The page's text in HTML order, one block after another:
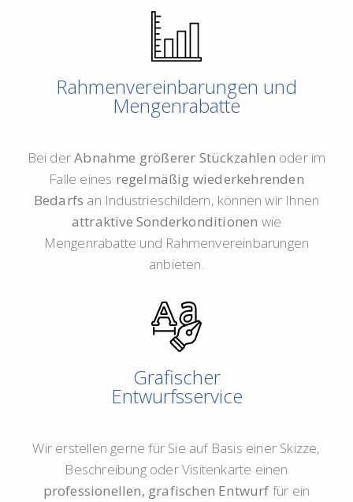
Rahmenvereinbarungen und
Mengenrabatte
Bei derAbnahme größerer Stückzahlen oder im
Falle eines regelmäßig wiederkehrenden
Bedarfs an Industrieschildern, können wir Ihnen
attraktive Sonderkonditionen wie
Mengenrabatte und Rahmenvereinbarungen
anbieten.
Grafischer
Entwurfsservice
Wir erstellen gerne für Sie auf Basis einer Skizze,
Beschreibung oder Visitenkarte einen
professionellen, grafischen Entwurf für ein